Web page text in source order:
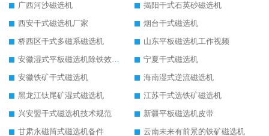
广西河沙磁选机
揭阳干式石英砂磁选机
西安干式磁选机厂家
烟台干式磁选机
桥西区干式多磁系磁选机
山东平板磁选机工作视频
安徽湿式平板磁选机除铁效果怎么样
宁夏干式磁选机
安徽铁矿干式磁选机
海南湿式逆流磁选机
黑龙江钛尾矿湿式磁选机
江苏干式选铁矿磁选机
兴安盟干式磁选机技术规范
新疆平板磁选机皮带
甘肃永磁筒式磁选机备件
云南未来有前景的铁矿磁选机